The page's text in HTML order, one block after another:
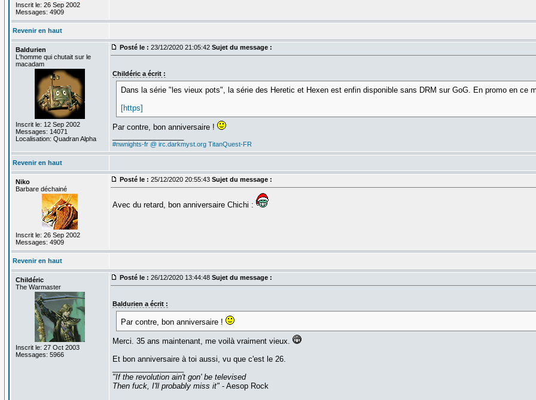
Inscrit le: 26 Sep 2002
Messages: 4909
Revenir en haut
Baldurien
L'homme qui chutait sur le
macadam
Inscrit le: 12 Sep 2002
Messages: 14071
Localisation: Quadran Alpha
Posté le : 23/12/2020 21:05:42 Sujet du message :
Childéric a écrit :
Dans la série "les vieux pots", la série des Heretic et Hexen est enfin disponible sans DRM sur GoG. En promo en ce
[https]
Par contre, bon anniversaire !
#nwnights-fr @ irc.darkmyst.org TitanQuest-FR
Revenir en haut
Niko
Barbare déchainé
Inscrit le: 26 Sep 2002
Messages: 4909
Posté le : 25/12/2020 20:55:43 Sujet du message :
Avec du retard, bon anniversaire Chichi :
Revenir en haut
Childéric
The Warmaster
Inscrit le: 27 Oct 2003
Messages: 5966
Posté le : 26/12/2020 13:44:48 Sujet du message :
Baldurien a écrit :
Par contre, bon anniversaire !
Merci. 35 ans maintenant, me voilà vraiment vieux.
Et bon anniversaire à toi aussi, vu que c'est le 26.
"If the revolution ain't gon' be televised
Then fuck, I'll probably miss it"- Aesop Rock